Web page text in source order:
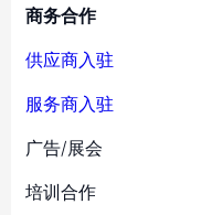
商务合作
供应商入驻
服务商入驻
广告/展会
培训合作